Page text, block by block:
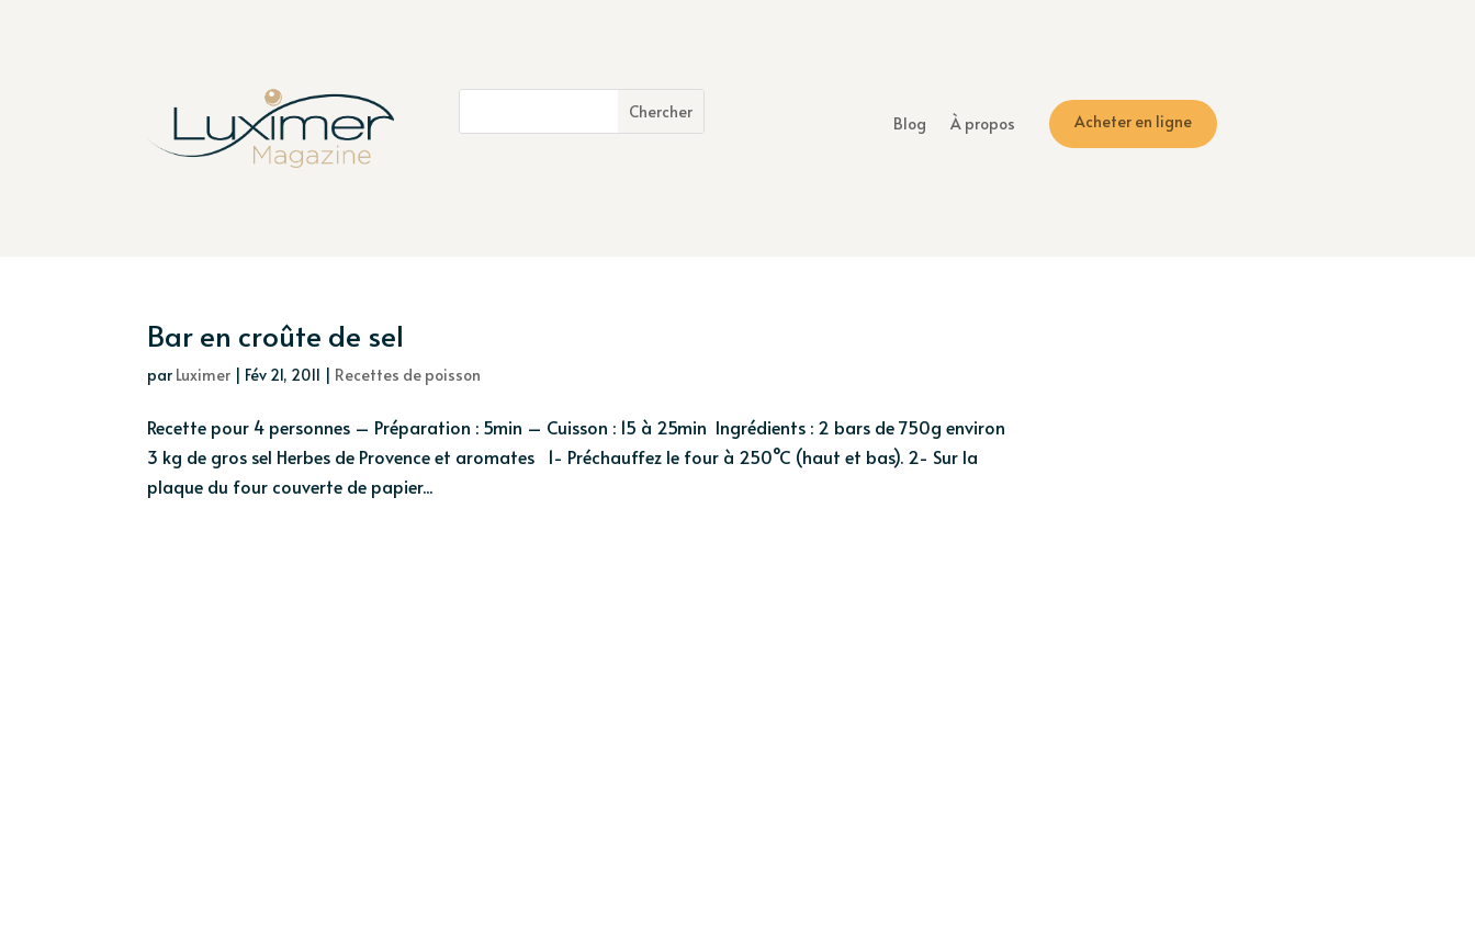
Blog À propos Acheter en ligne
Bar en croûte de sel
par Luximer | Fév 21, 2011 | Recettes de poisson
Recette pour 4 personnes – Préparation : 5min – Cuisson : 15 à 25min Ingrédients : 2 bars de 750g environ
3 kg de gros sel Herbes de Provence et aromates 1- Préchauffez le four à 250°C (haut et bas). 2- Sur la
plaque du four couverte de papier...